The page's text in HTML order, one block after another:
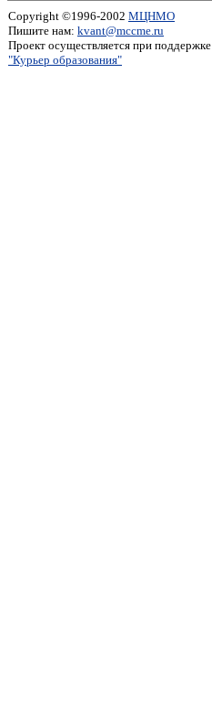
Copyright ©1996-2002 МЦНМО
Пишите нам: kvant@mccme.ru
Проект осуществляется при поддержке
"Курьер образования"